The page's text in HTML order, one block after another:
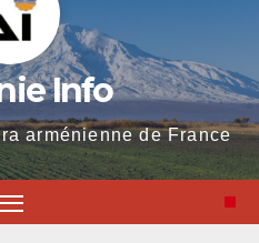
Info
arménienne de France